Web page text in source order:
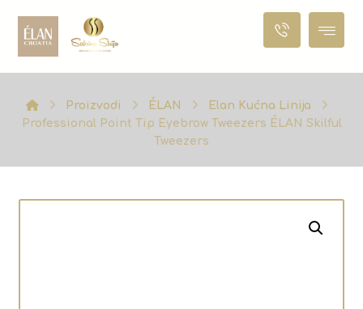
Proizvodi ÉLAN
Elan Kućna Linija
Professional Point Tip Eyebrow Tweezers ÉLAN Skilful
Tweezers